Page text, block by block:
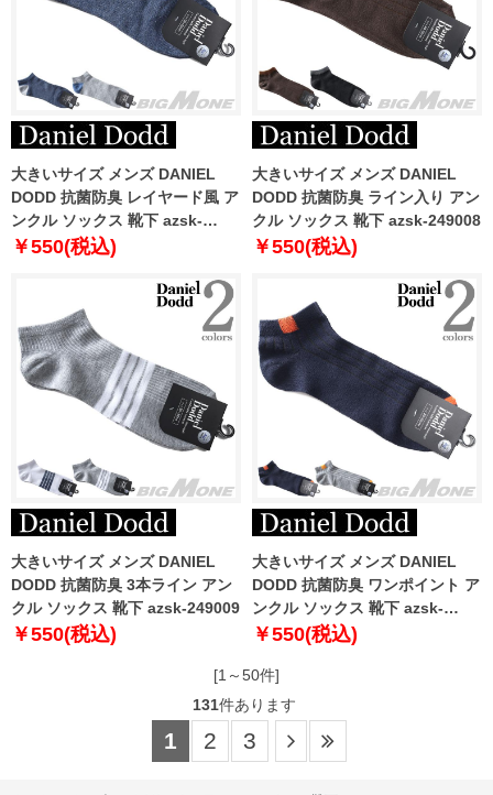
大きいサイズ メンズ DANIEL
DODD 抗菌防臭 レイヤード風 ア
ンクル ソックス 靴下 azsk-
249007
￥550(税込)
大きいサイズ メンズ DANIEL
DODD 抗菌防臭 ライン入り アン
クル ソックス 靴下 azsk-249008
￥550(税込)
大きいサイズ メンズ DANIEL
DODD 抗菌防臭 3本ライン アン
クル ソックス 靴下 azsk-249009
￥550(税込)
大きいサイズ メンズ DANIEL
DODD 抗菌防臭 ワンポイント ア
ンクル ソックス 靴下 azsk-
249010
￥550(税込)
[1～50件]
131件あります
1 2 3